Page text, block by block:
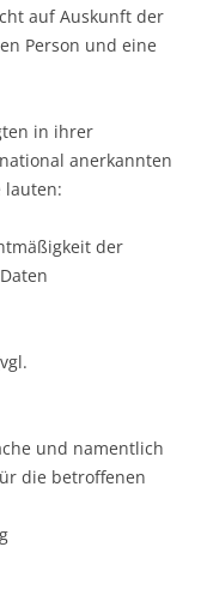
auf Auskunft der
Person und eine
in ihrer
anerkannten
lauten:
der
und namentlich
die betroffenen